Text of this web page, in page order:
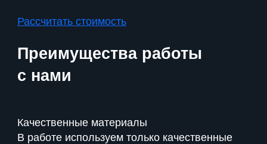
Рассчитать стоимость
Преимущества работы
с нами
Качественные материалы
В работе используем только качественные